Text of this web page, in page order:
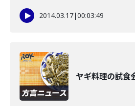
2014.03.17|00:03:49
ヤギ料理の試食